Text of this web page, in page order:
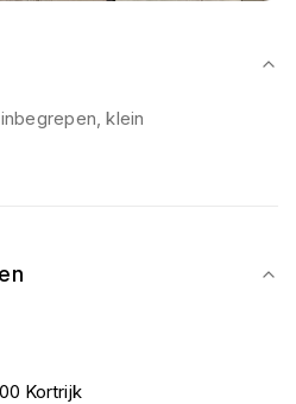
klein
Kortrijk